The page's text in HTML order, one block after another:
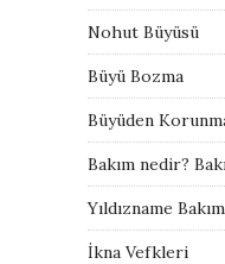
Nohut Büyüsü
Büyü Bozma
Büyüden
Bakım nedir?
Yıldızname
İkna Vefkleri